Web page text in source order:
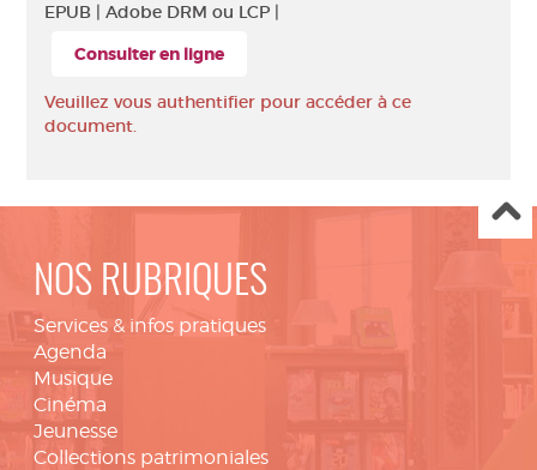
EPUB | Adobe DRM ou LCP |
Consulter en ligne
Veuillez vous authentifier pour accéder à ce
document.
NOS RUBRIQUES
Services & infos pratiques
Agenda
Musique
Cinéma
Jeunesse
Collections patrimoniales